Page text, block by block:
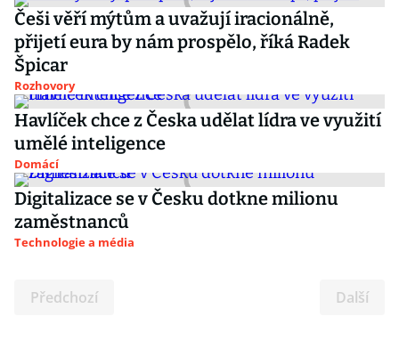
Češi věří mýtům a uvažují iracionálně,
přijetí eura by nám prospělo, říká Radek
Špicar
Rozhovory
Havlíček chce z Česka udělat lídra ve využití
umělé inteligence
Domácí
Digitalizace se v Česku dotkne milionu
zaměstnanců
Technologie a média
Předchozí Další